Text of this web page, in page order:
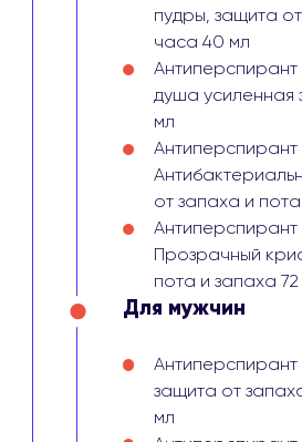
пудры, защита
часа 40 мл
душа усиленная
мл
Антиперспирант
от запаха и
Антиперспирант
Прозрачный
пота и запаха
Для мужчин
Антиперспирант
защита от
мл